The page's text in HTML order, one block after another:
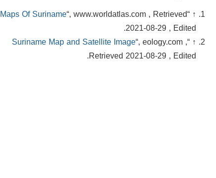
↑ “
Maps Of Suriname“, www.worldatlas.com , Retrieved
2021-08-29 , Edited.
↑ “
Suriname Map and Satellite Image“, eology.com ,
Retrieved 2021-08-29 , Edited.